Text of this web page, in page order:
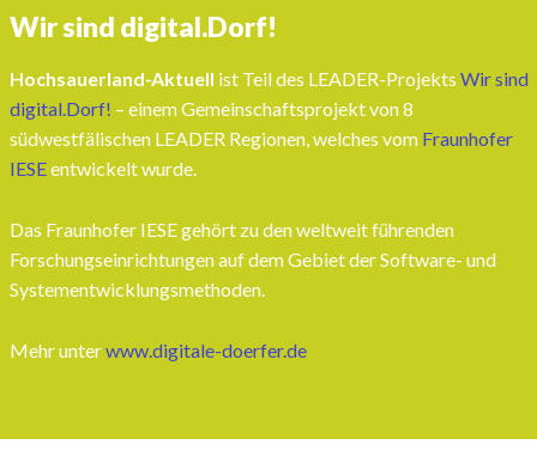
Wir sind digital.Dorf!
Hochsauerland-Aktuell ist Teil des LEADER-Projekts Wir sind
digital.Dorf! – einem Gemeinschaftsprojekt von 8
südwestfälischen LEADER Regionen, welches vom Fraunhofer
IESEentwickelt wurde.
Das Fraunhofer IESE gehört zu den weltweit führenden
Forschungseinrichtungen auf dem Gebiet der Software- und
Systementwicklungsmethoden.
Mehr unterwww.digitale-doerfer.de